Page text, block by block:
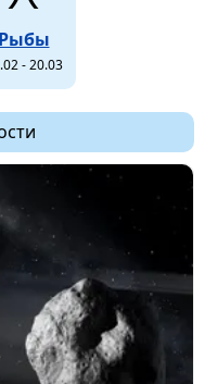
Рыбы
- 20.03